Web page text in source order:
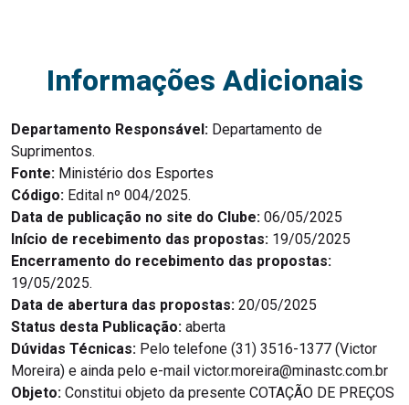
Informações Adicionais
Departamento Responsável: Departamento de
Suprimentos.
Fonte: Ministério dos Esportes
Código: Edital nº 004/2025.
Data de publicação no site do Clube: 06/05/2025
Início de recebimento das propostas: 19/05/2025
Encerramento do recebimento das propostas:
19/05/2025.
Data de abertura das propostas: 20/05/2025
Status desta Publicação: aberta
Dúvidas Técnicas: Pelo telefone (31) 3516-1377 (Victor
Moreira) e ainda pelo e-mail victor.moreira@minastc.com.br
Objeto: Constitui objeto da presente COTAÇÃO DE PREÇOS